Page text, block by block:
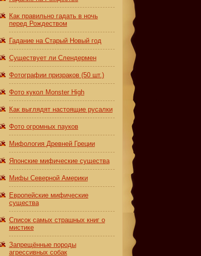
Как правильно гадать в ночь
перед Рождеством
Гадание на Старый Новый год
Существует ли Слендермен
Фотографии призраков (50 шт.)
Фото кукол Monster High
Как выглядят настоящие русалки
Фото огромных пауков
Мифология Древней Греции
Японские мифические существа
Мифы Северной Америки
Европейские мифические
существа
Список самых страшных книг о
мистике
Запрещённые породы
агрессивных собак